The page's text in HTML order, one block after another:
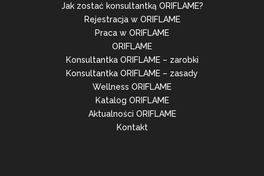
Jak zostać konsultantką ORIFLAME?
Rejestracja w ORIFLAME
Praca w ORIFLAME
ORIFLAME
Konsultantka ORIFLAME – zarobki
Konsultantka ORIFLAME – zasady
Wellness ORIFLAME
Katalog ORIFLAME
Aktualności ORIFLAME
Kontakt